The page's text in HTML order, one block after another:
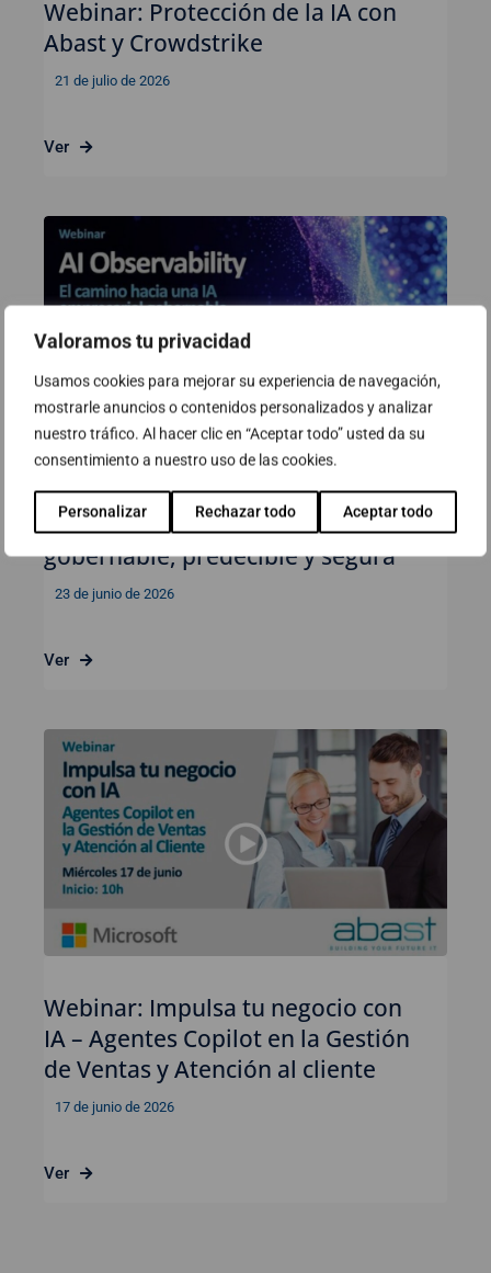
Valoramos tu privacidad
Usamos cookies para mejorar su experiencia de navegación,
mostrarle anuncios o contenidos personalizados y analizar
nuestro tráfico. Al hacer clic en “Aceptar todo” usted da su
consentimiento a nuestro uso de las cookies.
Personalizar Rechazar todo Aceptar todo
Webinar: Protección de la IA con
Abast y Crowdstrike
21 de julio de 2026
Ver
Webinar: AI Observability. El
camino hacia una IA empresarial
gobernable, predecible y segura
23 de junio de 2026
Ver
Webinar: Impulsa tu negocio con
IA – Agentes Copilot en la Gestión
de Ventas y Atención al cliente
17 de junio de 2026
Ver